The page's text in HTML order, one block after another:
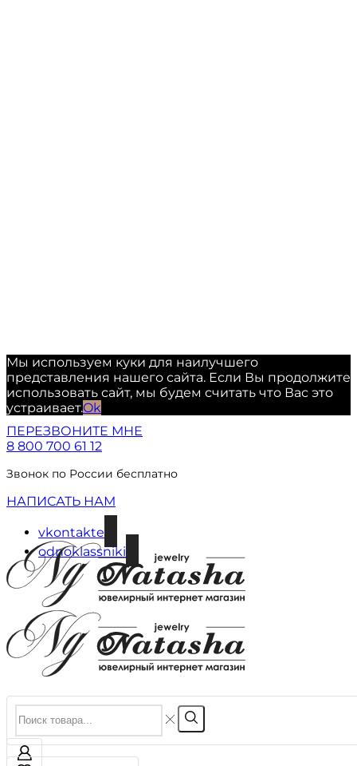
Мы используем куки для наилучшего
представления нашего сайта. Если Вы продолжите
использовать сайт, мы будем считать что Вас это
устраивает.Ok
ПЕРЕЗВОНИТЕ МНЕ
8 800 700 61 12
Звонок по России бесплатно
НАПИСАТЬ НАМ
vkontakte
odnoklassniki